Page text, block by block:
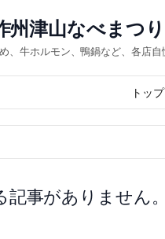
州津山なべまつり
、牛ホルモン、鴨鍋など、各店自
トップ
記事がありません。